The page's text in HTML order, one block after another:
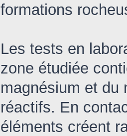
formations
Les tests en
zone étudiée
magnésium et du
réactifs. En
éléments créent